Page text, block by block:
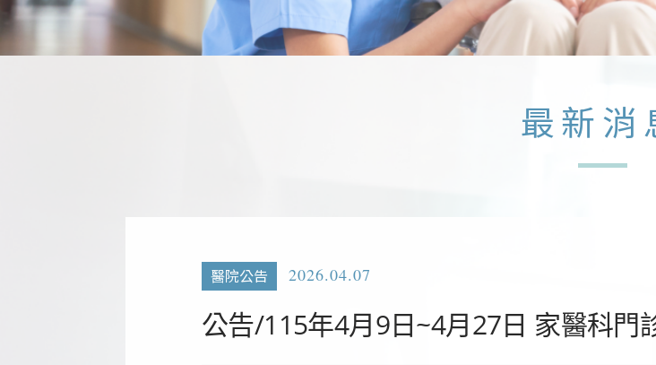
最新消
醫院公告 2026.04.07
公告/115年4月9日~4月27日 家醫科門